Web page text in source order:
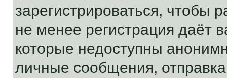
зарегистрироваться, чтобы
не менее регистрация даёт
которые недоступны
личные сообщения,